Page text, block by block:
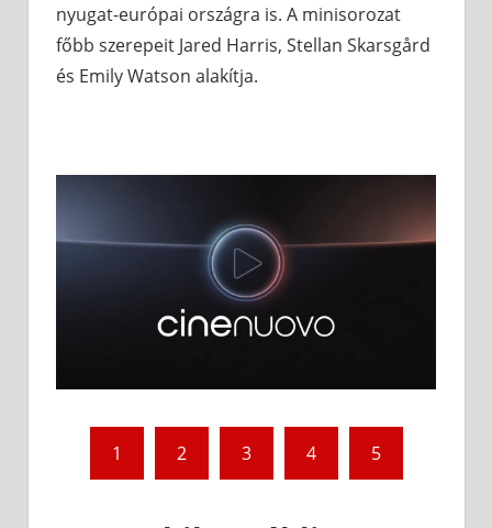
nyugat-európai országra is. A minisorozat
főbb szerepeit Jared Harris, Stellan Skarsgård
és Emily Watson alakítja.
1 2 3 4 5